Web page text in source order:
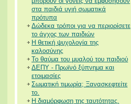
στα παιδιά υγιή σωματικά
πρότυπα
Δώδεκα τρόποι για να περιορίσετε
το άγχος των παιδιών
Η θετική ψυχολογία της
καλοσύνης
Το θαύμα του μυαλού του παιδιού
ΔΕΠΥ - Πρωϊνό ξύπνημα και
ετοιμασίες
Σωματική τιμωρία; Ξανασκεφτείτε
το.
Η διαμόρφωση της ταυτότητας.